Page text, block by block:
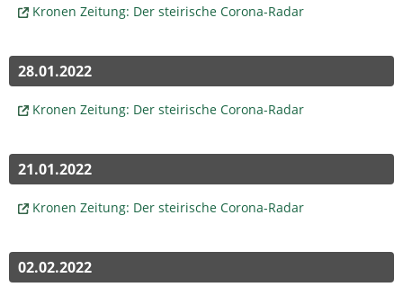
Kronen Zeitung: Der steirische Corona-Radar
28.01.2022
Kronen Zeitung: Der steirische Corona-Radar
21.01.2022
Kronen Zeitung: Der steirische Corona-Radar
02.02.2022